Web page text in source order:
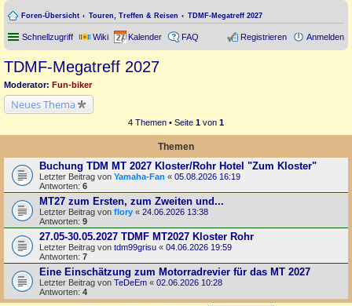
Foren-Übersicht Touren, Treffen & Reisen TDMF-Megatreff 2027
Schnellzugriff Wiki Kalender FAQ Anmelden
Registrieren
TDMF-Megatreff 2027
Moderator: Fun-biker
Neues Thema
4 Themen • Seite 1 von 1
Themen
Buchung TDM MT 2027 Kloster/Rohr Hotel "Zum Kloster"
Letzter Beitrag von Yamaha-Fan « 05.08.2026 16:19
Antworten: 6
MT27 zum Ersten, zum Zweiten und...
Letzter Beitrag von flory « 24.06.2026 13:38
Antworten: 9
27.05-30.05.2027 TDMF MT2027 Kloster Rohr
Letzter Beitrag von tdm99grisu « 04.06.2026 19:59
Antworten: 7
Eine Einschätzung zum Motorradrevier für das MT 2027
Letzter Beitrag von TeDeEm « 02.06.2026 10:28
Antworten: 4